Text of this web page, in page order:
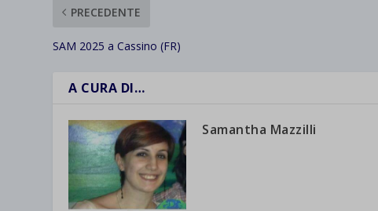
PRECEDENTE
SAM 2025 a Cassino (FR)
A CURA DI…
Samantha Mazzilli